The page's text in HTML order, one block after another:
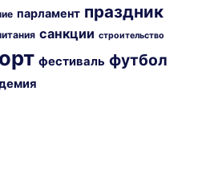
парламент праздник
санкции строительство
фестиваль футбол